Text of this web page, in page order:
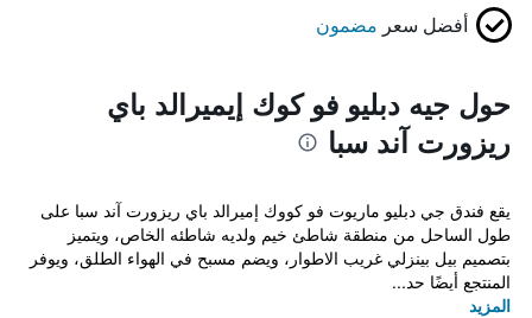
أفضل سعر مضمون
حول جيه دبليو فو كوك إيميرالد باي
ريزورت آند سبا
يقع فندق جي دبليو ماريوت فو كووك إميرالد باي ريزورت آند سبا على
طول الساحل من منطقة شاطئ خيم ولديه شاطئه الخاص، ويتميز
بتصميم بيل بينزلي غريب الاطوار، ويضم مسبح في الهواء الطلق، ويوفر
المنتجع أيضًا حد...
المزيد